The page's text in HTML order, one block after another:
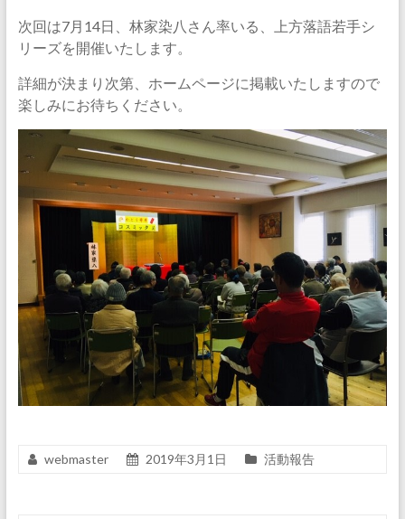
次回は7月14日、林家染八さん率いる、上方落語若手シ
リーズを開催いたします。
詳細が決まり次第、ホームページに掲載いたしますので
楽しみにお待ちください。
webmaster 2019年3月1日 活動報告